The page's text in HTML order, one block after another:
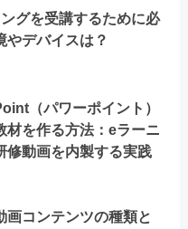
グを受講するために必
やデバイスは？
（パワーポイント）
材を作る方法：eラーニ
修動画を内製する実践
画コンテンツの種類と